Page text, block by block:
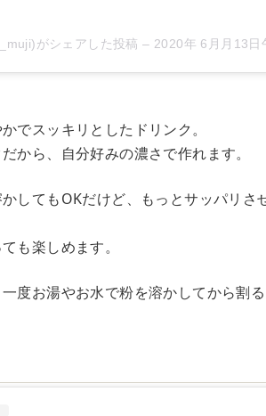
がシェアした投稿 – 2020年 6月月13日午前4
でスッキリとしたドリンク。
から、自分好みの濃さで作れます。
してもOKだけど、もっとサッパリ
も楽しめます。
度お湯やお水で粉を溶かしてから割る